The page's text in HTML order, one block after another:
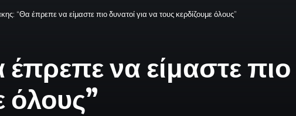
“Θα έπρεπε να είμαστε πιο δυνατοί για να τους κερδίζουμε όλους”
να είμαστε πιο
όλους”